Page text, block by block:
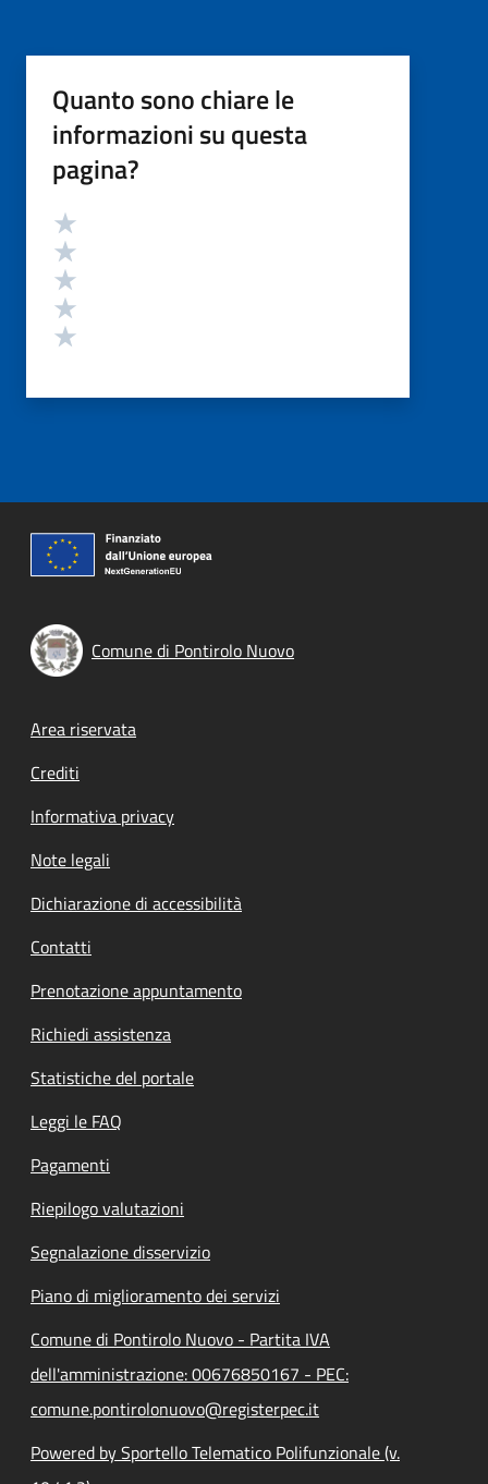
Quanto sono chiare le
informazioni su questa
pagina?
Valutazione
Comune di Pontirolo Nuovo
Footer menu
Area riservata
Crediti
Informativa privacy
Note legali
Dichiarazione di accessibilità
Contatti
Prenotazione appuntamento
Richiedi assistenza
Statistiche del portale
Leggi le FAQ
Pagamenti
Riepilogo valutazioni
Segnalazione disservizio
Piano di miglioramento dei servizi
Comune di Pontirolo Nuovo - Partita IVA
dell'amministrazione: 00676850167 - PEC:
comune.pontirolonuovo@registerpec.it
Powered by Sportello Telematico Polifunzionale (v.